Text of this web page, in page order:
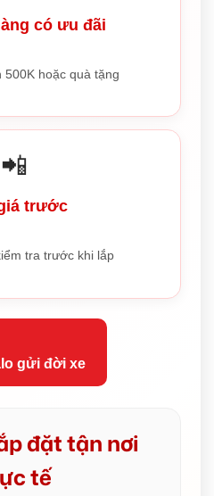
có ưu đãi
hoặc quà tặng
📲
trước
tra trước khi lắp
gửi đời xe
đặt tận nơi
tế